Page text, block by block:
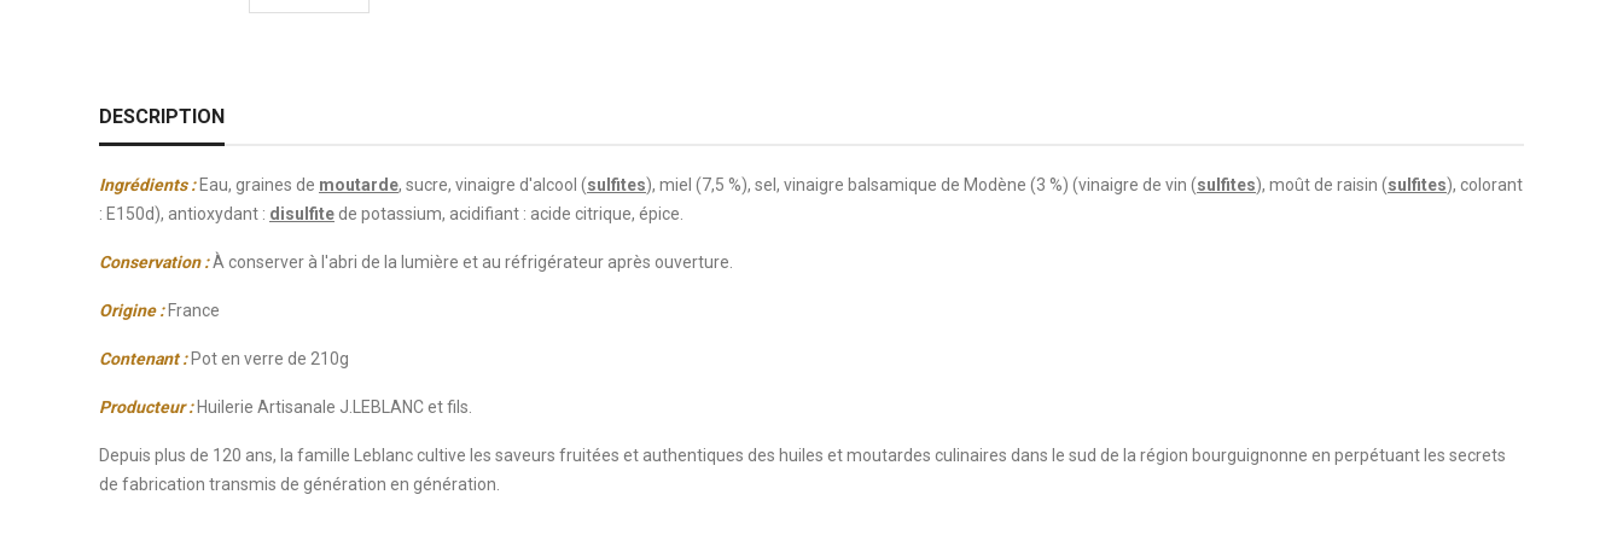
DESCRIPTION
Ingrédients :Eau, graines de moutarde, sucre, vinaigre d'alcool (sulfites), miel (7,5 %), sel, vinaigre balsamique de Modène (3 %) (vinaigre de vin (sulfites), moût de raisin (sulfites), colorant
: E150d), antioxydant : disulfite de potassium, acidifiant : acide citrique, épice.
Conservation :À conserver à l'abri de la lumière et au réfrigérateur après ouverture.
Origine :France
Contenant :Pot en verre de 210g
Producteur : Huilerie Artisanale J.LEBLANC et fils.
Depuis plus de 120 ans, la famille Leblanc cultive les saveurs fruitées et authentiques des huiles et moutardes culinaires dans le sud de la région bourguignonne en perpétuant les secrets
de fabrication transmis de génération en génération.